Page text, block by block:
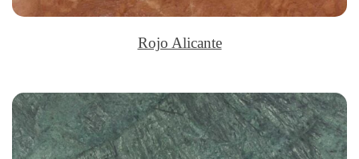
Rojo Alicante